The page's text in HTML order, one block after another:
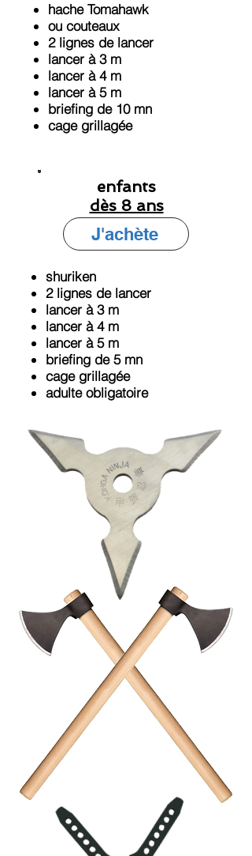
hache Tomahawk
ou couteaux
2 lignes de lancer
lancer à 3 m
lancer à 4 m
lancer à 5 m
briefing de 10 mn
cage grillagée
enfants
dès 8 ans
J'achète
shuriken
2 lignes de lancer
lancer à 3 m
lancer à 4 m
lancer à 5 m
briefing de 5 mn
cage grillagée
adulte obligatoire